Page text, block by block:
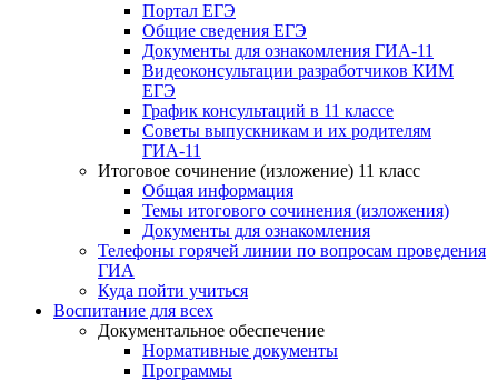
Портал ЕГЭ
Общие сведения ЕГЭ
Документы для ознакомления ГИА-11
Видеоконсультации разработчиков КИМ
ЕГЭ
График консультаций в 11 классе
Советы выпускникам и их родителям
ГИА-11
Итоговое сочинение (изложение) 11 класс
Общая информация
Темы итогового сочинения (изложения)
Документы для ознакомления
Телефоны горячей линии по вопросам проведения
ГИА
Куда пойти учиться
Воспитание для всех
Документальное обеспечение
Нормативные документы
Программы